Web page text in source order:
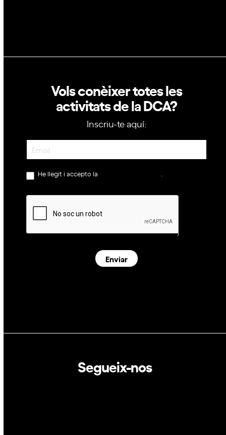
Vols conèixer totes les
activitats de la DCA?
Inscriu-te aquí:
Newsletter
He llegit i accepto la
Enviar
Segueix-nos